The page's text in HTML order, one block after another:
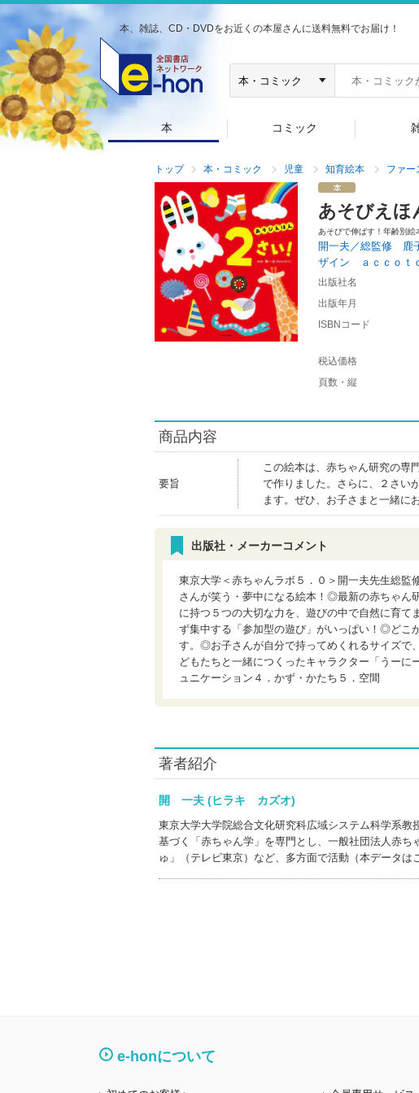
本、雑誌、CD・DVDをお近くの本屋さんに送料無料でお届け！
本 コミック
トップ 本・コミック 児童 知育絵本 ファー
あそびえほ
あそびで伸ばす！年齢別絵
開一夫／総監修 鹿
ザイン ａｃｃｏｔ
出版社名
出版年月
ISBNコード
税込価格
頁数・縦
商品内容
要旨
この絵本は、赤ちゃん研究の専
で作りました。さらに、２さい
ます。ぜひ、お子さまと一緒に
出版社・メーカーコメント
東京大学＜赤ちゃんラボ５．０＞開一夫先生総監
さんが笑う・夢中になる絵本！◎最新の赤ちゃん
に持つ５つの大切な力を、遊びの中で自然に育
ず集中する「参加型の遊び」がいっぱい！◎どこ
す。◎お子さんが自分で持ってめくれるサイズ
どもたちと一緒につくったキャラクター「うーに
ュニケーション４．かず・かたち５．空間
著者紹介
開 一夫 (ヒラキ カズオ)
東京大学大学院総合文化研究科広域システム科学系
基づく「赤ちゃん学」を専門とし、一般社団法人赤
ゅ」（テレビ東京）など、多方面で活動（本データは
e-honについて